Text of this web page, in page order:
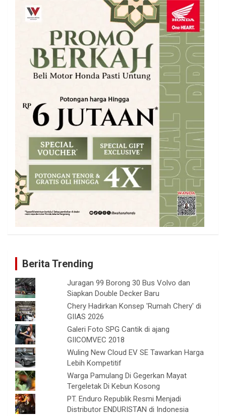
Berita Trending
Juragan 99 Borong 30 Bus Volvo dan
Siapkan Double Decker Baru
Chery Hadirkan Konsep 'Rumah Chery' di
GIIAS 2026
Galeri Foto SPG Cantik di ajang
GIICOMVEC 2018
Wuling New Cloud EV SE Tawarkan Harga
Lebih Kompetitif
Warga Pamulang Di Gegerkan Mayat
Tergeletak Di Kebun Kosong
PT. Enduro Republik Resmi Menjadi
Distributor ENDURISTAN di Indonesia